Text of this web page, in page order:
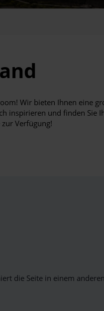
Wir bieten Ihnen eine
inspirieren und finden Sie
Verfügung!
die Seite in einem